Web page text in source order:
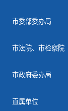
市委部委办局
市法院、市检察院
市政府委办局
直属单位